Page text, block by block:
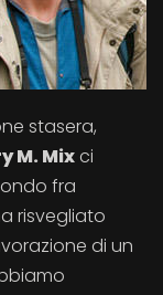
stasera,
M. Mixci
fra
risvegliato
di un